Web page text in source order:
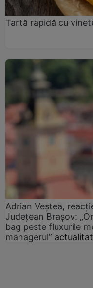
Tartă rapidă cu
Adrian Veștea,
Județean Brașov:
bag peste fluxurile
managerul”